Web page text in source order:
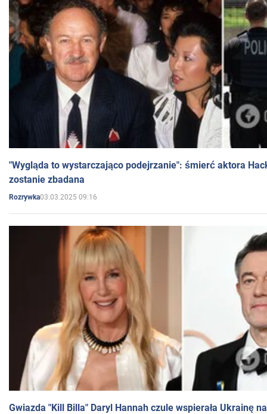
"Wygląda to wystarczająco podejrzanie": śmierć aktora
zostanie zbadana
Rozrywka03.03.2025 09:16
Gwiazda "Kill Billa" Daryl Hannah czule wspierała Ukrainę